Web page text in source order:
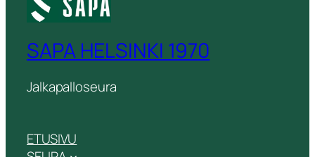
SAPA HELSINKI 1970
Jalkapalloseura
ETUSIVU